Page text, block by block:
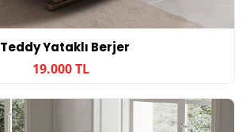
Teddy Yataklı Berjer
19.000 TL